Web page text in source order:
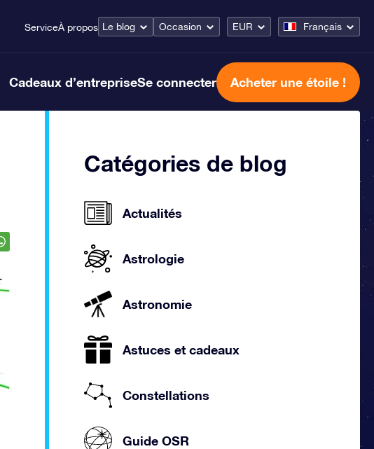
ServiceÀ propos Le blog Occasion EUR Français
Cadeaux d’entrepriseSe connecter Acheter une étoile !
Catégories de blog
Actualités
Astrologie
Astronomie
Astuces et cadeaux
Constellations
Guide OSR